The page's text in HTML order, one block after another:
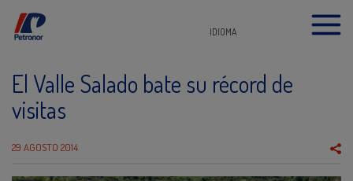
IDIOMA
El Valle Salado bate su récord de
visitas
29 AGOSTO 2014